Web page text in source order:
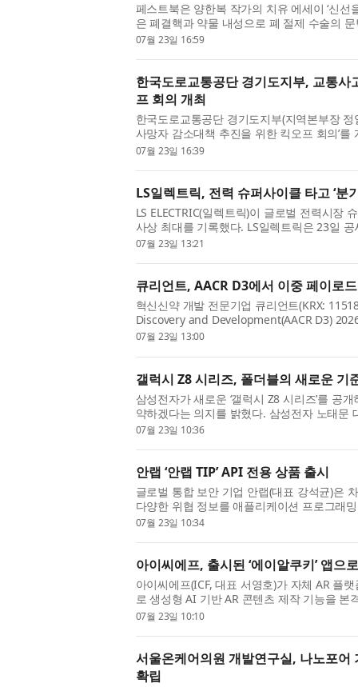
페스트북은 양한복 작가의 치유 에세이 ‘신
은 폐결핵과 약물 내성으로 폐 절제 수술의
뜸을 통해 인체의 자생력을 발견하고, 25년
07월 23일 16:59
한국도로교통공단 경기도지부, 교통
프 회의 개최
한국도로교통공단 경기도지부(지역본부장
사망자 감소대책 추진을 위한 킥오프 회의’
경기도청, 경기도남·북부경찰청의 관련부서
07월 23일 16:39
LS일렉트릭, 전력 슈퍼사이클 타고 ‘분
LS ELECTRIC(일렉트릭)이 글로벌 전력시장
사상 최대를 기록했다. LS일렉트릭은 23일
업이익 1785억원을 기록했다고 밝혔다. 전
07월 23일 13:21
큐리언트, AACR D3에서 이중 페이로
혁신신약 개발 전문기업 큐리언트(KRX:
Discovery and Development(AACR D3)
접합체(ADC) QP101의 비임상 효능 데이터
07월 23일 13:00
갤럭시 Z8 시리즈, 폴더블의 새로운 기
삼성전자가 새로운 ‘갤럭시 Z8 시리즈’를 공
약하겠다는 의지를 밝혔다. 삼성전자 노태
장은 7월 22일(현지시간) 영국 런던에서 진
07월 23일 10:36
안랩 ‘안랩 TIP’ API 전용 상품 출시
글로벌 통합 보안 기업 안랩(대표 강석균)은
다양한 위협 정보를 애플리케이션 프로그래
TIP API(안랩 TIP API)’를 출시했다고 23일
07월 23일 10:34
아이씨에프, 출시된 ‘에이알쿠키’ 앱으
아이씨에프(ICF, 대표 서영호)가 자체 AR 플
로 생성형 AI 기반 AR 콘텐츠 제작 기능을
형 AR ART 사업화에 나선다. 에이알쿠키는
07월 23일 10:10
서울온케어의원 개발연구실, 나노포어
확립